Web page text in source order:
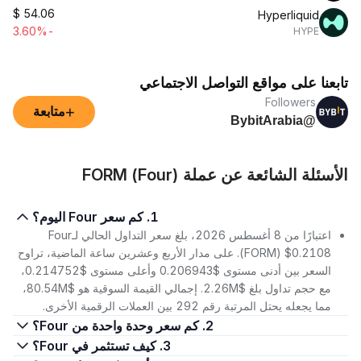
Hyperliquid
HYPE
$ 54.06
-3.60%
تابعنا على مواقع التواصل الاجتماعي
Followers
@BybitArabia
+متابعة
الأسئلة الشائعة عن عملة FORM (Four)
1. كم سعر Four اليوم؟
اعتبارًا من 8 أغسطس 2026، بلغ سعر التداول الحالي لـFour
(FORM) $0.2108. على مدار الأربع وعشرين ساعة الماضية، تراوح
السعر بين أدنى مستوى $0.206943 وأعلى مستوى $0.214752،
مع حجم تداول بلغ $2.26M. إجمالي القيمة السوقية هو $80.54M،
مما يجعله يحتل المرتبة رقم 292 بين العملات الرقمية الأخرى.
2. كم سعر وحدة واحدة من Four؟
3. كيف تستثمر في Four؟